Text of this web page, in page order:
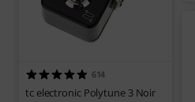
614
tc electronic Polytune 3 Noir